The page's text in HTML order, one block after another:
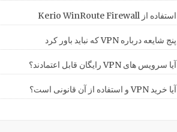
استفاده از Kerio WinRoute Firewall
پنج شایعه درباره VPN که نباید باور کرد
آیا سرویس های VPN رایگان قابل اعتمادند؟
آیا خرید VPN و استفاده از آن قانونی است؟